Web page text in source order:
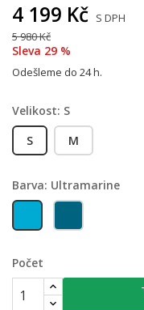
4 199 Kč S DPH
5 980 Kč
Sleva 29 %
Odešleme do 24 h.
Velikost: S
S
M
Barva: Ultramarine
UltramarineOrion blue
Počet